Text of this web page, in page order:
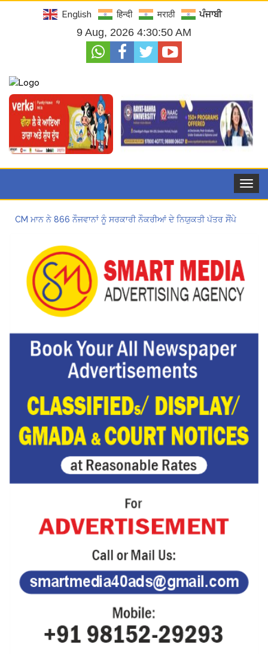
English हिन्दी मराठी ਪੰਜਾਬੀ
9 Aug, 2026 4:30:51 AM
Toggle
CM ਮਾਨ ਨੇ 866 ਨੌਜਵਾਨਾਂ ਨੂੰ ਸਰਕਾਰੀ ਨੌਕਰੀਆਂ ਦੇ ਨਿਯੁਕਤੀ ਪੱਤਰ ਸੌਂਪੇ
Hukamnama Sri Darbar Sahib, Amritsar – Punjabi Dunia
Hukamnama Sri Darbar Sahib, Amritsar – Punjabi Dunia